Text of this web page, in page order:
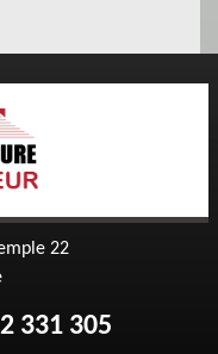
22
331 305